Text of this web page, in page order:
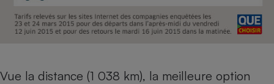
Vue la distance (1 038 km), la meilleure option